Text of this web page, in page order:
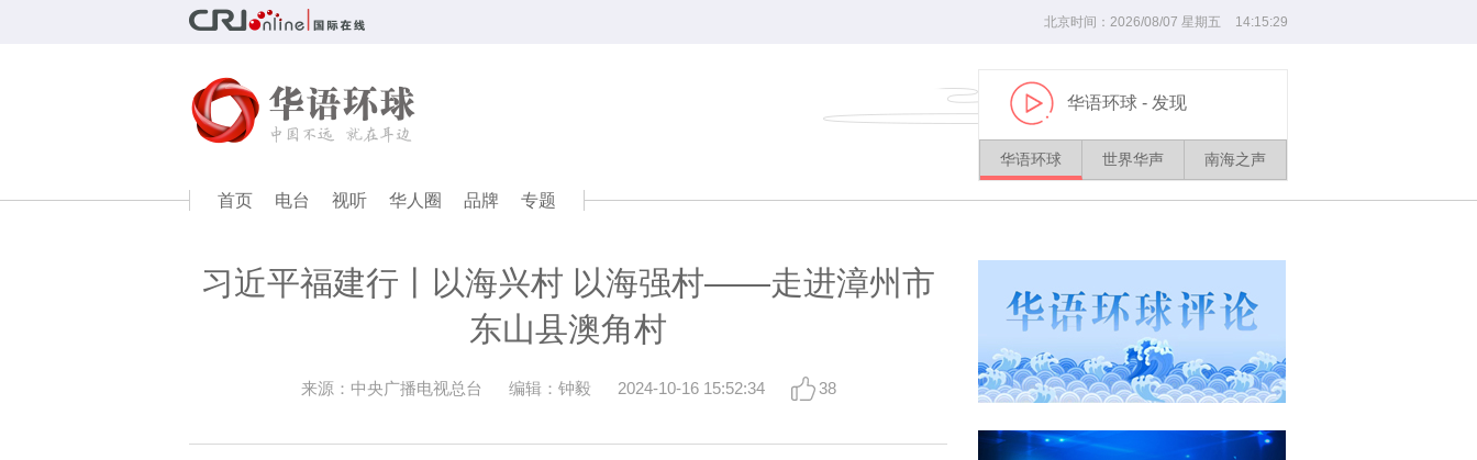
北京时间： 2026/08/07 星期五 14:15:30
播
放
华语环球 - 发现
华语环球 世界华声 南海之声
首页 电台 视听 华人圈 品牌 专题
习近平福建行丨以海兴村 以海强村——走进漳州市
东山县澳角村
来源：中央广播电视总台 编辑：钟毅 2024-10-16 15:52:34 38